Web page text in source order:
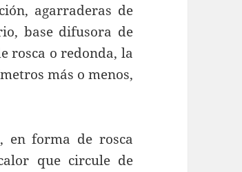
agarraderas de
base difusora de
rosca o redonda, la
más o menos,
en forma de rosca
que circule de